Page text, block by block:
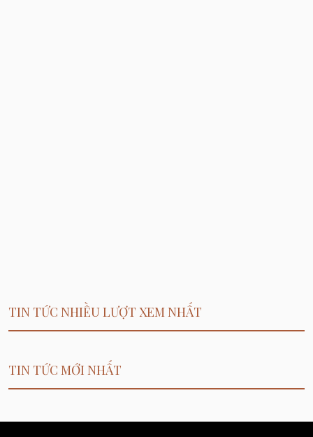
TIN TỨC NHIỀU LƯỢT XEM NHẤT
TIN TỨC MỚI NHẤT